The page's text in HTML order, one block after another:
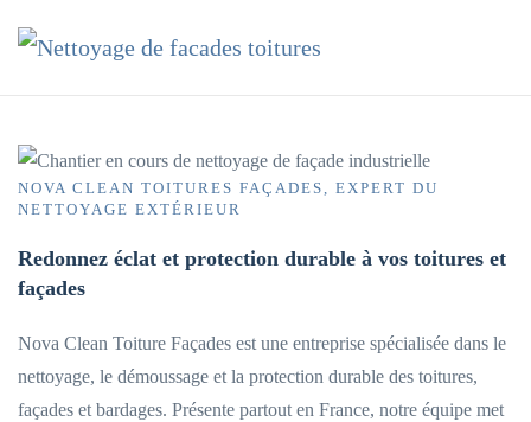
Accéder au contenu principal
NOVA CLEAN TOITURES FAÇADES, EXPERT DU
NETTOYAGE EXTÉRIEUR
Redonnez éclat et protection durable à vos toitures et
façades
Nova Clean Toiture Façades est une entreprise spécialisée dans le
nettoyage, le démoussage et la protection durable des toitures,
façades et bardages. Présente partout en France, notre équipe met